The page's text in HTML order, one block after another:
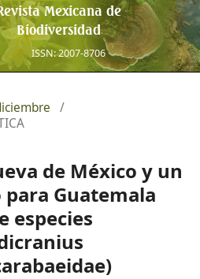
Mexicana de
Biodiversidad
ISSN: 2007-8706
/
de México y un
Guatemala
especies